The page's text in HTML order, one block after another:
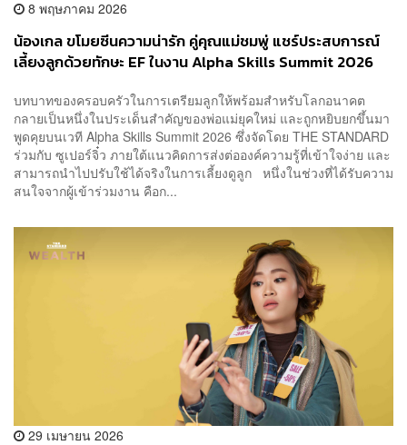
8 พฤษภาคม 2026
น้องเกล ขโมยซีนความน่ารัก คู่คุณแม่ชมพู่ แชร์ประสบการณ์
เลี้ยงลูกด้วยทักษะ EF ในงาน Alpha Skills Summit 2026
บทบาทของครอบครัวในการเตรียมลูกให้พร้อมสำหรับโลกอนาคต
กลายเป็นหนึ่งในประเด็นสำคัญของพ่อแม่ยุคใหม่ และถูกหยิบยกขึ้นมา
พูดคุยบนเวที Alpha Skills Summit 2026 ซึ่งจัดโดย THE STANDARD
ร่วมกับ ซูเปอร์จิ๋ว ภายใต้แนวคิดการส่งต่อองค์ความรู้ที่เข้าใจง่าย และ
สามารถนำไปปรับใช้ได้จริงในการเลี้ยงดูลูก หนึ่งในช่วงที่ได้รับความ
สนใจจากผู้เข้าร่วมงาน คือก...
29 เมษายน 2026